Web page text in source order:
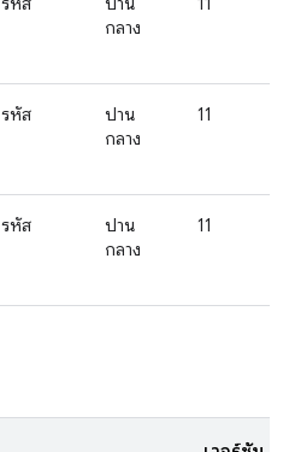
กลาง
รหัส
ปาน
กลาง
11
รหัส
ปาน
กลาง
11